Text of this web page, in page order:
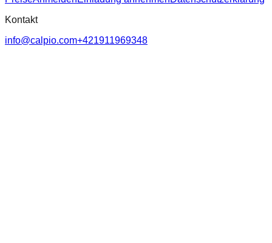
Kontakt
info@calpio.com+421911969348